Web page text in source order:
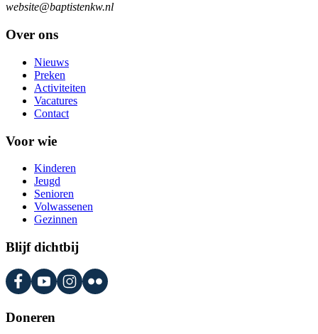
website@baptistenkw.nl
Over ons
Nieuws
Preken
Activiteiten
Vacatures
Contact
Voor wie
Kinderen
Jeugd
Senioren
Volwassenen
Gezinnen
Blijf dichtbij
Doneren